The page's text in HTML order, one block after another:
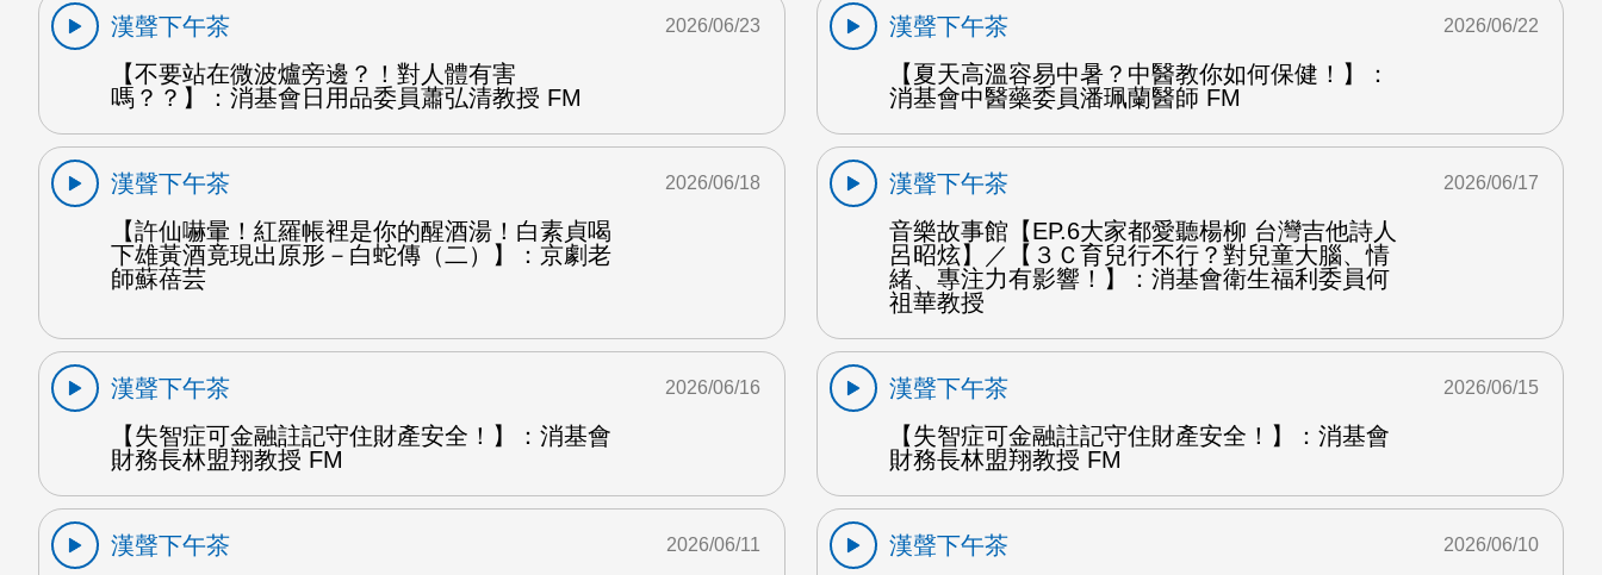
漢聲下午茶
【不要站在微波爐旁邊？！對人體有害
嗎？？】：消基會日用品委員蕭弘清教授 FM
2026/06/23
漢聲下午茶
【夏天高溫容易中暑？中醫教你如何保健！】：
消基會中醫藥委員潘珮蘭醫師 FM
2026/06/22
漢聲下午茶
【許仙嚇暈！紅羅帳裡是你的醒酒湯！白素貞喝
下雄黃酒竟現出原形－白蛇傳（二）】：京劇老
師蘇蓓芸
2026/06/18
漢聲下午茶
音樂故事館【EP.6大家都愛聽楊柳 台灣吉他詩人
呂昭炫】／【３Ｃ育兒行不行？對兒童大腦、情
緒、專注力有影響！】：消基會衛生福利委員何
祖華教授
2026/06/17
漢聲下午茶
【失智症可金融註記守住財產安全！】：消基會
財務長林盟翔教授 FM
2026/06/16
漢聲下午茶
【失智症可金融註記守住財產安全！】：消基會
財務長林盟翔教授 FM
2026/06/15
漢聲下午茶 2026/06/11 漢聲下午茶 2026/06/10